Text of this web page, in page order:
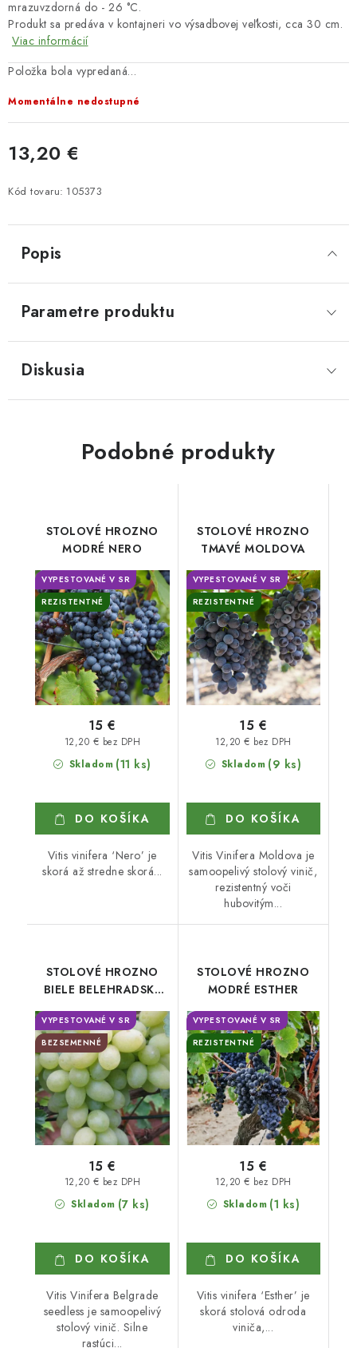
mrazuvzdorná do - 26 °C.
Produkt sa predáva v kontajneri vo výsadbovej veľkosti, cca 30 cm.
Viac informácií
Položka bola vypredaná…
Momentálne nedostupné
13,20 €
Kód tovaru: 105373
Popis
Parametre produktu
Diskusia
Podobné produkty
STOLOVÉ HROZNO
MODRÉ NERO
VYPESTOVANÉ V SR
REZISTENTNÉ
Skladom (11 ks)
12,20 € bez DPH
15 €
DO KOŠÍKA
Vitis vinifera ‘Nero’ je
skorá až stredne skorá...
STOLOVÉ HROZNO
TMAVÉ MOLDOVA
VYPESTOVANÉ V SR
REZISTENTNÉ
Skladom (9 ks)
12,20 € bez DPH
15 €
DO KOŠÍKA
Vitis Vinifera Moldova je
samoopelivý stolový vinič,
rezistentný voči
hubovitým...
STOLOVÉ HROZNO
BIELE BELEHRADSKÝ
VYPESTOVANÉ V SR
BEZSEMENNÉ
Skladom (7 ks)
12,20 € bez DPH
15 €
DO KOŠÍKA
Vitis Vinifera Belgrade
seedless je samoopelivý
stolový vinič. Silne
rastúci...
STOLOVÉ HROZNO
MODRÉ ESTHER
VYPESTOVANÉ V SR
REZISTENTNÉ
Skladom (1 ks)
12,20 € bez DPH
15 €
DO KOŠÍKA
Vitis vinifera ‘Esther’ je
skorá stolová odroda
viniča,...